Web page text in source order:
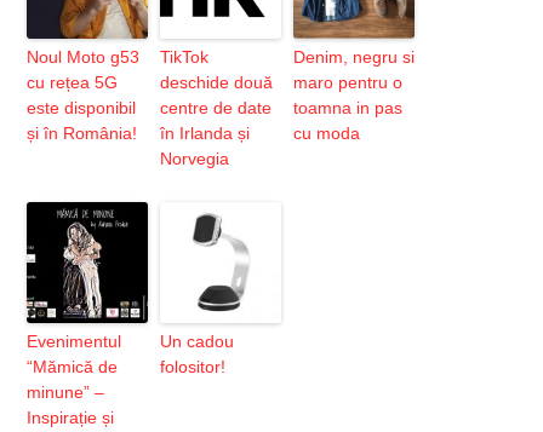
Noul Moto g53
cu rețea 5G
este disponibil
și în România!
TikTok
deschide două
centre de date
în Irlanda și
Norvegia
Denim, negru si
maro pentru o
toamna in pas
cu moda
Evenimentul
“Mămică de
minune” –
Inspirație și
Un cadou
folositor!